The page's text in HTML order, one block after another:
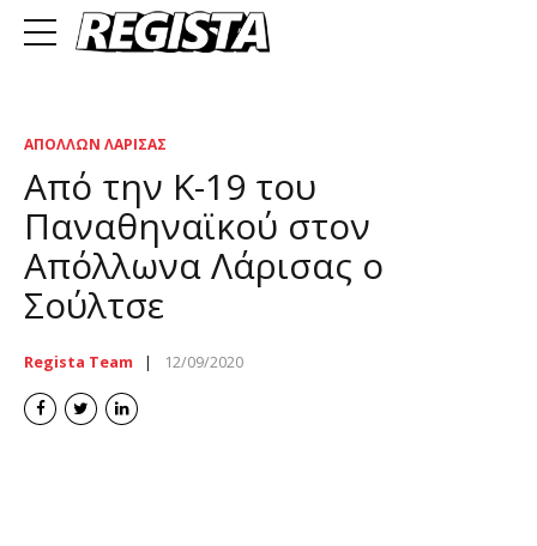
ΑΠΌΛΛΩΝ ΛΆΡΙΣΑΣ
Από την Κ-19 του
Παναθηναϊκού στον
Απόλλωνα Λάρισας ο
Σούλτσε
Regista Team 12/09/2020